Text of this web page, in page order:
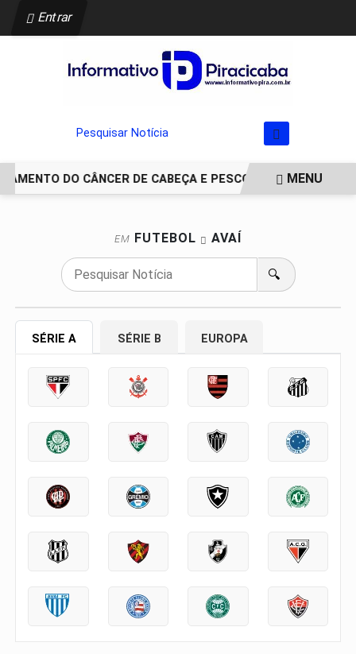
Entrar
Pesquisar Notícia
DO CÂNCER DE CABEÇA E PESCOÇO EVOLUI E
MENU
EM FUTEBOL AVAÍ
🔍
SÉRIE A SÉRIE B EUROPA